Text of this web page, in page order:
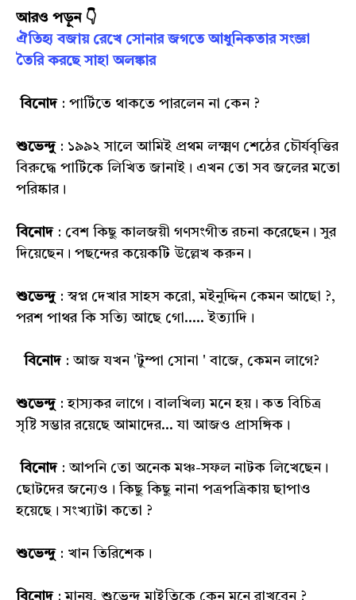
আরও পড়ুন 👇
ঐতিহ্য বজায় রেখে সোনার জগতে আধুনিকতার সংজ্ঞা
তৈরি করছে সাহা অলঙ্কার
বিনোদ: পার্টিতে থাকতে পারলেন না কেন ?
শুভেন্দু: ১৯৯২ সালে আমিই প্রথম লক্ষ্মণ শেঠের চৌর্যবৃত্তির
বিরুদ্ধে পার্টিকে লিখিত জানাই। এখন তো সব জলের মতো
পরিষ্কার।
বিনোদ: বেশ কিছু কালজয়ী গণসংগীত রচনা করেছেন। সুর
দিয়েছেন। পছন্দের কয়েকটি উল্লেখ করুন।
শুভেন্দু: স্বপ্ন দেখার সাহস করো, মইনুদ্দিন কেমন আছো ?,
পরশ পাথর কি সত্যি আছে গো..... ইত্যাদি।
বিনোদ: আজ যখন 'টুম্পা সোনা ' বাজে, কেমন লাগে?
শুভেন্দু: হাস্যকর লাগে। বালখিল্য মনে হয়। কত বিচিত্র
সৃষ্টি সম্ভার রয়েছে আমাদের... যা আজও প্রাসঙ্গিক।
বিনোদ: আপনি তো অনেক মঞ্চ-সফল নাটক লিখেছেন।
ছোটদের জন্যেও। কিছু কিছু নানা পত্রপত্রিকায় ছাপাও
হয়েছে। সংখ্যাটা কতো ?
শুভেন্দু: খান তিরিশেক।
বিনোদ: মানুষ, শুভেন্দু মাইতিকে কেন মনে রাখবেন ?